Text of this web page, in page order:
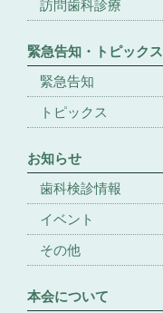
訪問歯科診療
緊急告知・トピックス
緊急告知
トピックス
お知らせ
歯科検診情報
イベント
その他
本会について